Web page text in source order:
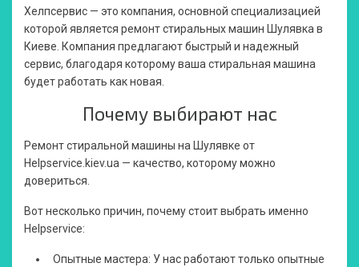
Хелпсервис — это компания, основной специализацией
которой является ремонт стиральных машин Шулявка в
Киеве. Компания предлагают быстрый и надежный
сервис, благодаря которому ваша стиральная машина
будет работать как новая.
Почему выбирают нас
Ремонт стиральной машины на Шулявке от
Helpservice.kiev.ua — качество, которому можно
довериться.
Вот несколько причин, почему стоит выбрать именно
Helpservice:
Опытные мастера: У нас работают только опытные